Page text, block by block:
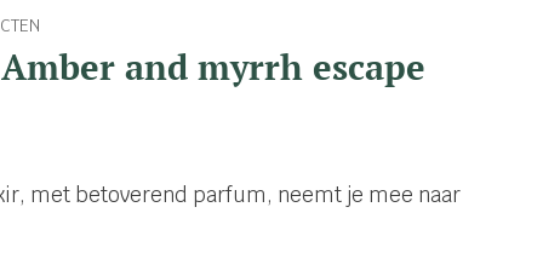
and myrrh escape
met betoverend parfum, neemt je mee naar